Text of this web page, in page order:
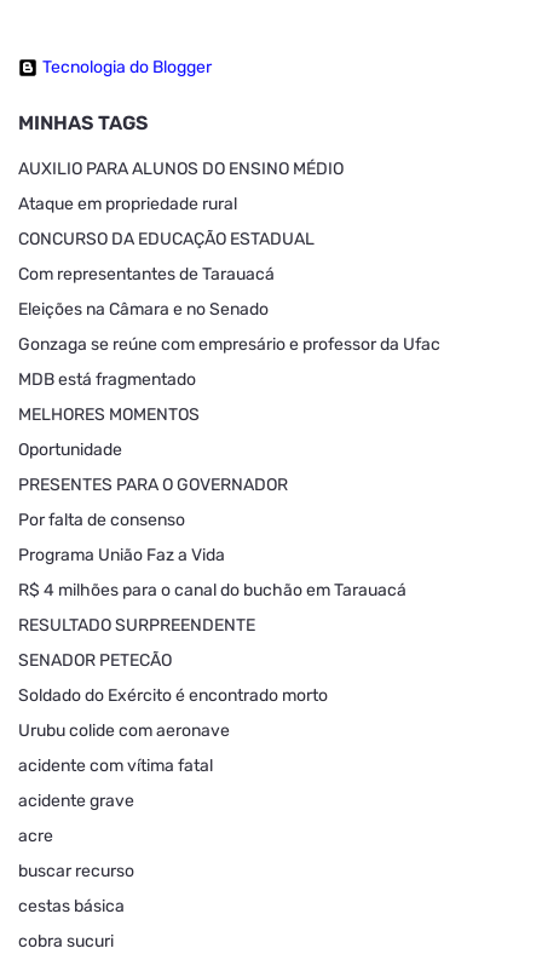
Tecnologia do Blogger
MINHAS TAGS
AUXILIO PARA ALUNOS DO ENSINO MÉDIO
Ataque em propriedade rural
CONCURSO DA EDUCAÇÃO ESTADUAL
Com representantes de Tarauacá
Eleições na Câmara e no Senado
Gonzaga se reúne com empresário e professor da Ufac
MDB está fragmentado
MELHORES MOMENTOS
Oportunidade
PRESENTES PARA O GOVERNADOR
Por falta de consenso
Programa União Faz a Vida
R$ 4 milhões para o canal do buchão em Tarauacá
RESULTADO SURPREENDENTE
SENADOR PETECÃO
Soldado do Exército é encontrado morto
Urubu colide com aeronave
acidente com vítima fatal
acidente grave
acre
buscar recurso
cestas básica
cobra sucuri